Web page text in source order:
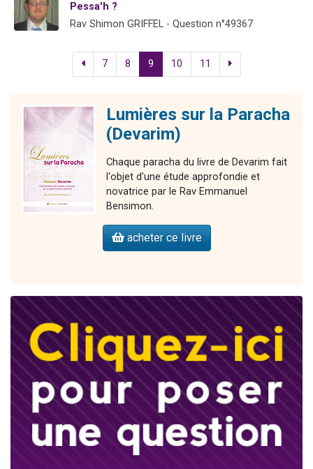
Pessa'h ?
Rav Shimon GRIFFEL - Question n°49367
7 8 9 10 11
Lumières sur la Paracha
(Devarim)
Chaque paracha du livre de Devarim fait
l'objet d'une étude approfondie et
novatrice par le Rav Emmanuel
Bensimon.
acheter ce livre